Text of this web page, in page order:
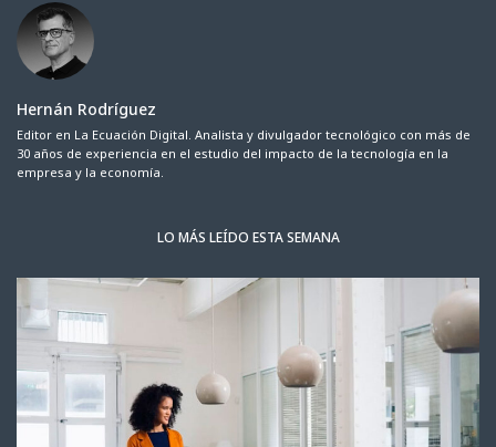
Hernán Rodríguez
Editor en La Ecuación Digital. Analista y divulgador tecnológico con más de
30 años de experiencia en el estudio del impacto de la tecnología en la
empresa y la economía.
LO MÁS LEÍDO ESTA SEMANA